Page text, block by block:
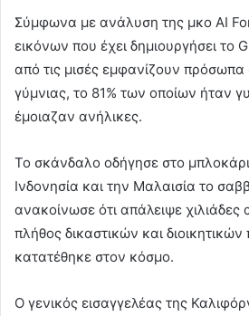
Σύμφωνα με ανάλυση της μκο AI
εικόνων που έχει δημιουργήσει το
από τις μισές εμφανίζουν πρόσωπα
γύμνιας, το 81% των οποίων ήταν
έμοιαζαν ανήλικες.
Το σκάνδαλο οδήγησε στο
Ινδονησία και την Μαλαισία το
ανακοίνωσε ότι απάλειψε
πλήθος δικαστικών και
κατατέθηκε στον κόσμο.
Ο γενικός εισαγγελέας της